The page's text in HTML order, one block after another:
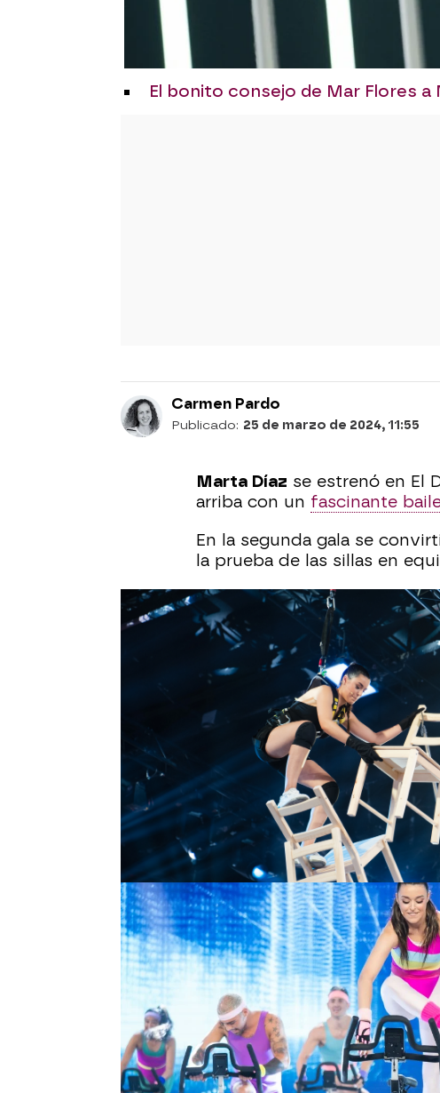
El bonito consejo de Mar Flores a
Carmen Pardo
Publicado: 25 de marzo de 2024, 11:55
Marta Díaz se estrenó en El
arriba con un fascinante
En la segunda gala se
la prueba de las sillas en
La apnea se le atragantó a
la prueba estrellade El
La concursante sacósu lado
e interpretaron
programa.
La influencer sacó su lado
un duelo a ciegas
. La altura
Díaz en su enfrentamiento
El Flow lo sacó la
sobre la que realizó un
Su lado más musical
que sorprendió a todos
Su segundo duelo conMar
en la que la exmodelo batió
En la novena gala, la
semanas de su vida, pero El
emocionante coreografía